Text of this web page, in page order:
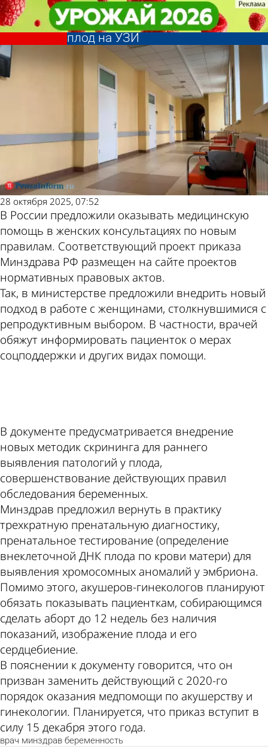
Желающим сделать аборт
женщинам захотели показывать
плод на УЗИ
Общество
28 октября 2025, 07:52
В России предложили оказывать медицинскую
помощь в женских консультациях по новым
правилам. Соответствующий проект приказа
Минздрава РФ размещен на сайте проектов
нормативных правовых актов.
Так, в министерстве предложили внедрить новый
подход в работе с женщинами, столкнувшимися с
репродуктивным выбором. В частности, врачей
обяжут информировать пациенток о мерах
соцподдержки и других видах помощи.
В документе предусматривается внедрение
новых методик скрининга для раннего
выявления патологий у плода,
совершенствование действующих правил
обследования беременных.
Минздрав предложил вернуть в практику
трехкратную пренатальную диагностику,
пренатальное тестирование (определение
внеклеточной ДНК плода по крови матери) для
выявления хромосомных аномалий у эмбриона.
Помимо этого, акушеров-гинекологов планируют
обязать показывать пациенткам, собирающимся
сделать аборт до 12 недель без наличия
показаний, изображение плода и его
сердцебиение.
В пояснении к документу говорится, что он
призван заменить действующий с 2020-го
порядок оказания медпомощи по акушерству и
гинекологии. Планируется, что приказ вступит в
силу 15 декабря этого года.
врач минздрав беременность
Желающим сделать аборт
женщинам захотели показывать
плод на УЗИ
Общество
Другие новости по
теме
Погода и курсы
валют в Пензе